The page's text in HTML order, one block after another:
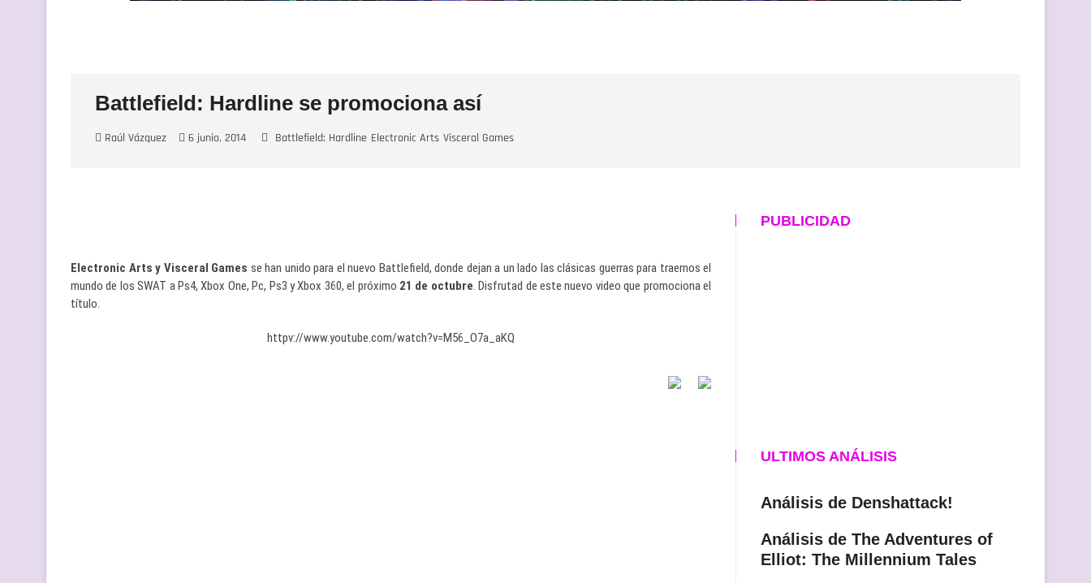
Battlefield: Hardline se promociona así
Raúl Vázquez 6 junio, 2014 Battlefield: Hardline Electronic Arts Visceral Games
Electronic Arts y Visceral Games se han unido para el nuevo Battlefield, donde dejan a un lado las clásicas guerras para traernos el
mundo de los SWAT a Ps4, Xbox One, Pc, Ps3 y Xbox 360, el próximo 21 de octubre. Disfrutad de este nuevo video que promociona el
título.
httpv://www.youtube.com/watch?v=M56_O7a_aKQ
PUBLICIDAD
ULTIMOS ANÁLISIS
Análisis de Denshattack!
Análisis de The Adventures of
Elliot: The Millennium Tales